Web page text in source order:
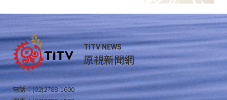
TITV NEWS
原視新聞網
電話：(02)2788-1600